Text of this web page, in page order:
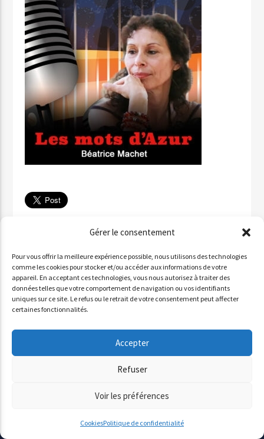
Gérer le consentement
Pour vous offrir la meilleure expérience possible, nous utilisons des technologies
comme les cookies pour stocker et/ou accéder aux informations de votre
appareil. En acceptant ces technologies, vous nous autorisez à traiter des
données telles que votre comportement de navigation ou vos identifiants
uniques sur ce site. Le refus ou le retrait de votre consentement peut affecter
certaines fonctionnalités.
Accepter
Refuser
Voir les préférences
CookiesPolitique de confidentialité
Partager sur WhatsApp
Partager par SMS
INVITÉ : ALDO QURESHI